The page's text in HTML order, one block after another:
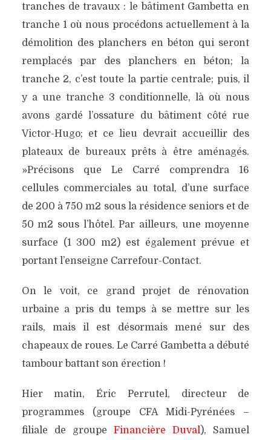
tranches de travaux : le bâtiment Gambetta en
tranche 1 où nous procédons actuellement à la
démolition des planchers en béton qui seront
remplacés par des planchers en béton; la
tranche 2, c’est toute la partie centrale; puis, il
y a une tranche 3 conditionnelle, là où nous
avons gardé l’ossature du bâtiment côté rue
Victor-Hugo; et ce lieu devrait accueillir des
plateaux de bureaux prêts à être aménagés.
»Précisons que Le Carré comprendra 16
cellules commerciales au total, d’une surface
de 200 à 750 m2 sous la résidence seniors et de
50 m2 sous l’hôtel. Par ailleurs, une moyenne
surface (1 300 m2) est également prévue et
portant l’enseigne Carrefour-Contact.
On le voit, ce grand projet de rénovation
urbaine a pris du temps à se mettre sur les
rails, mais il est désormais mené sur des
chapeaux de roues. Le Carré Gambetta a débuté
tambour battant son érection !
Hier matin, Éric Perrutel, directeur de
programmes (groupe CFA Midi-Pyrénées –
filiale de groupeFinancière Duval), Samuel